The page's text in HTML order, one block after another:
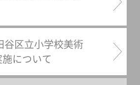
る広告と宣伝」土屋礼
店百景 百貨店を彩る
第3章 継承と創生の出
谷区立小学校美術
について